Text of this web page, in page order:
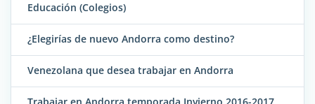
Educación (Colegios)
¿Elegirías de nuevo Andorra como destino?
Venezolana que desea trabajar en Andorra